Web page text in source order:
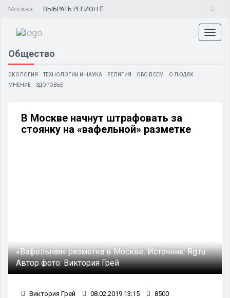
Москва ВЫБРАТЬ РЕГИОН
Общество
ЭКОЛОГИЯ ТЕХНОЛОГИИ И НАУКА РЕЛИГИЯ ОБО ВСЕМ
О ЛЮДЯХ
МНЕНИЕ
ЗДОРОВЬЕ
В Москве начнут штрафовать за
стоянку на «вафельной» разметке
«Вафельная» разметка в Москве.Источник:Rg.ru
Автор фото:Виктория Грей
Виктория Грей 08.02.2019 13:15 8500